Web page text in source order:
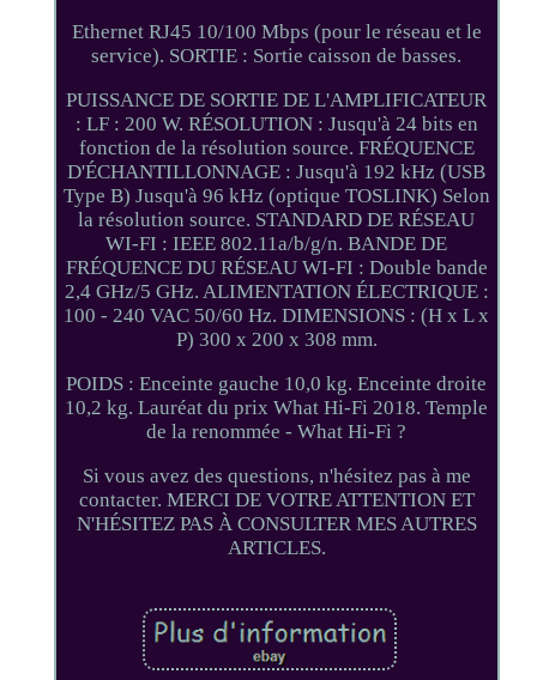
Ethernet RJ45 10/100 Mbps (pour le réseau et le
service). SORTIE : Sortie caisson de basses.
PUISSANCE DE SORTIE DE L'AMPLIFICATEUR
: LF : 200 W. RÉSOLUTION : Jusqu'à 24 bits en
fonction de la résolution source. FRÉQUENCE
D'ÉCHANTILLONNAGE : Jusqu'à 192 kHz (USB
Type B) Jusqu'à 96 kHz (optique TOSLINK) Selon
la résolution source. STANDARD DE RÉSEAU
WI-FI : IEEE 802.11a/b/g/n. BANDE DE
FRÉQUENCE DU RÉSEAU WI-FI : Double bande
2,4 GHz/5 GHz. ALIMENTATION ÉLECTRIQUE :
100 - 240 VAC 50/60 Hz. DIMENSIONS : (H x L x
P) 300 x 200 x 308 mm.
POIDS : Enceinte gauche 10,0 kg. Enceinte droite
10,2 kg. Lauréat du prix What Hi-Fi 2018. Temple
de la renommée - What Hi-Fi ?
Si vous avez des questions, n'hésitez pas à me
contacter. MERCI DE VOTRE ATTENTION ET
N'HÉSITEZ PAS À CONSULTER MES AUTRES
ARTICLES.